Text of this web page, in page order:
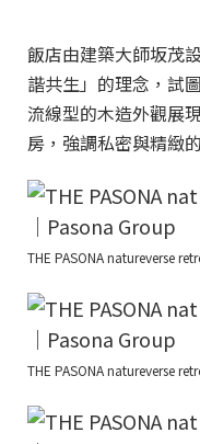
飯店由建築大師坂茂
諧共生」的理念，試
流線型的木造外觀展
房，強調私密與精緻
THE PASONA natureverse
THE PASONA natureverse